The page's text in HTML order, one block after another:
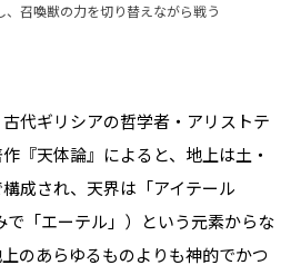
召喚獣の力を切り替えながら戦う
代ギリシアの哲学者・アリストテ
『天体論』によると、地上は土・
成され、天界は「アイテール
で「エーテル」）という元素からな
のあらゆるものよりも神的でかつ